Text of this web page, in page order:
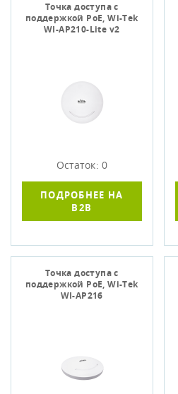
Точка доступа c
поддержкой PoE, Wi-Tek
WI-AP210-Lite v2
Остаток: 0
ПОДРОБНЕЕ НА
B2B
Точка доступа c
поддержкой PoE, Wi-Tek
WI-AP216